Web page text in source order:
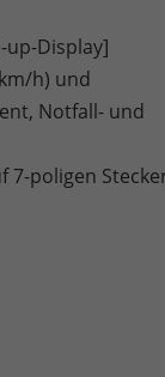
Display]
h) und
Notfall- und
7-poligen